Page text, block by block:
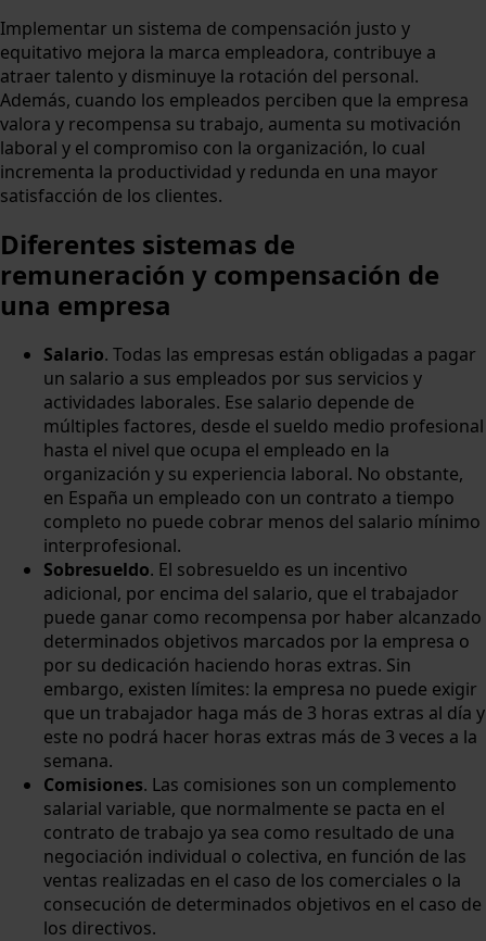
Implementar un sistema de compensación justo y
equitativo mejora la marca empleadora, contribuye a
atraer talento y disminuye la rotación del personal.
Además, cuando los empleados perciben que la empresa
valora y recompensa su trabajo, aumenta su motivación
laboral y el compromiso con la organización, lo cual
incrementa la productividad y redunda en una mayor
satisfacción de los clientes.
Diferentes sistemas de
remuneración y compensación de
una empresa
Salario. Todas las empresas están obligadas a pagar
un salario a sus empleados por sus servicios y
actividades laborales. Ese salario depende de
múltiples factores, desde el sueldo medio profesional
hasta el nivel que ocupa el empleado en la
organización y su experiencia laboral. No obstante,
en España un empleado con un contrato a tiempo
completo no puede cobrar menos del salario mínimo
interprofesional.
Sobresueldo. El sobresueldo es un incentivo
adicional, por encima del salario, que el trabajador
puede ganar como recompensa por haber alcanzado
determinados objetivos marcados por la empresa o
por su dedicación haciendo horas extras. Sin
embargo, existen límites: la empresa no puede exigir
que un trabajador haga más de 3 horas extras al día y
este no podrá hacer horas extras más de 3 veces a la
semana.
Comisiones. Las comisiones son un complemento
salarial variable, que normalmente se pacta en el
contrato de trabajo ya sea como resultado de una
negociación individual o colectiva, en función de las
ventas realizadas en el caso de los comerciales o la
consecución de determinados objetivos en el caso de
los directivos.